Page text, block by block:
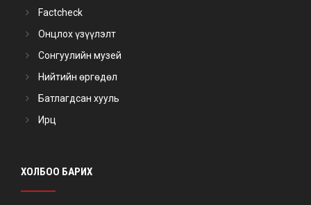
Factcheck
Онцлох үзүүлэлт
Сонгуулийн музей
Нийтийн өргөдөл
Батлагдсан хууль
Ирц
ХОЛБОО БАРИХ